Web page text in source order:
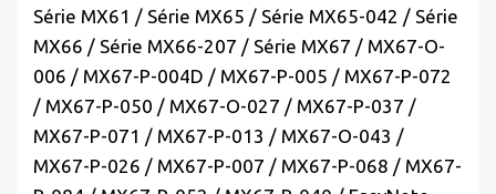
Série MX61 / Série MX65 / Série MX65-042 / Série
MX66 / Série MX66-207 / Série MX67 / MX67-O-
006 / MX67-P-004D / MX67-P-005 / MX67-P-072
/ MX67-P-050 / MX67-O-027 / MX67-P-037 /
MX67-P-071 / MX67-P-013 / MX67-O-043 /
MX67-P-026 / MX67-P-007 / MX67-P-068 / MX67-